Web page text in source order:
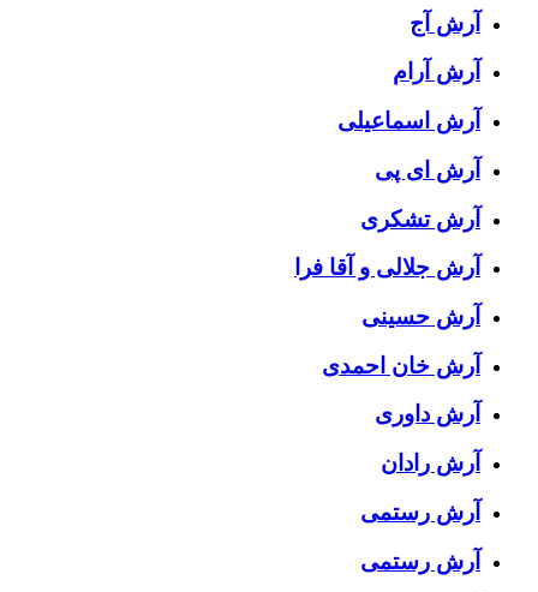
آرش آج
آرش آرام
آرش اسماعیلی
آرش ای پی
آرش تشکری
آرش جلالی و آقا فرا
آرش حسینی
آرش خان احمدی
آرش داوری
آرش رادان
آرش رستمى
آرش رستمی